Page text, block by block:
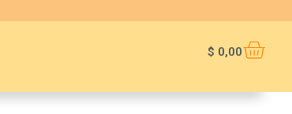
$ 0,00